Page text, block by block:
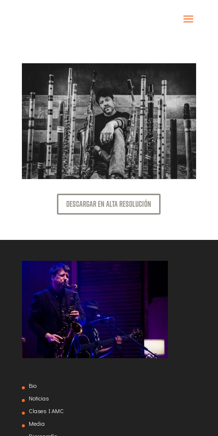
Descargar en Alta Resolución
Bio
Noticias
Clases I AMC
Media